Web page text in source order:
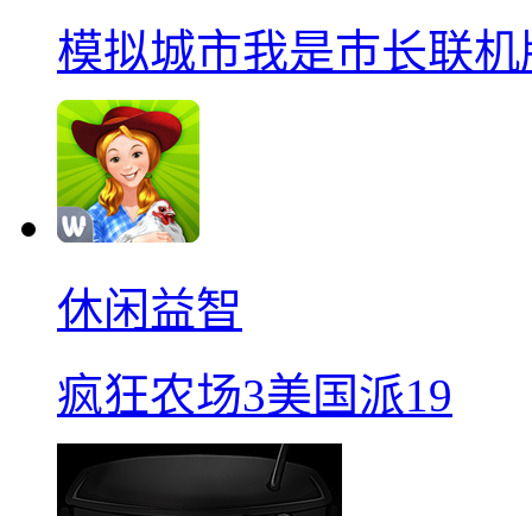
模拟城市我是巿长联机
休闲益智
疯狂农场3美国派19